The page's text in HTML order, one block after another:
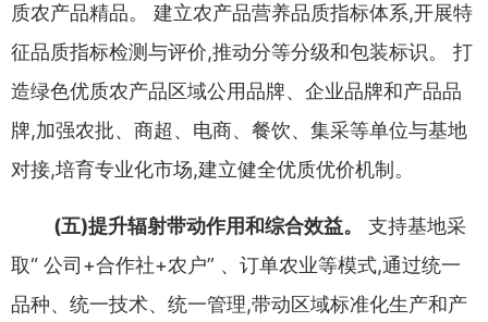
质农产品精品。 建立农产品营养品质指标体系,开展特
征品质指标检测与评价,推动分等分级和包装标识。 打
造绿色优质农产品区域公用品牌、 企业品牌和产品品
牌,加强农批、 商超、 电商、 餐饮、 集采等单位与基地
对接,培育专业化市场,建立健全优质优价机制 。
(五)提升辐射带动作用和综合效益。
支持基地采
取“ 公司 +合作社+农户” 、 订单农业等模式,通过统一
品种、 统一技术、 统一管理,带动区域标准化生产和产